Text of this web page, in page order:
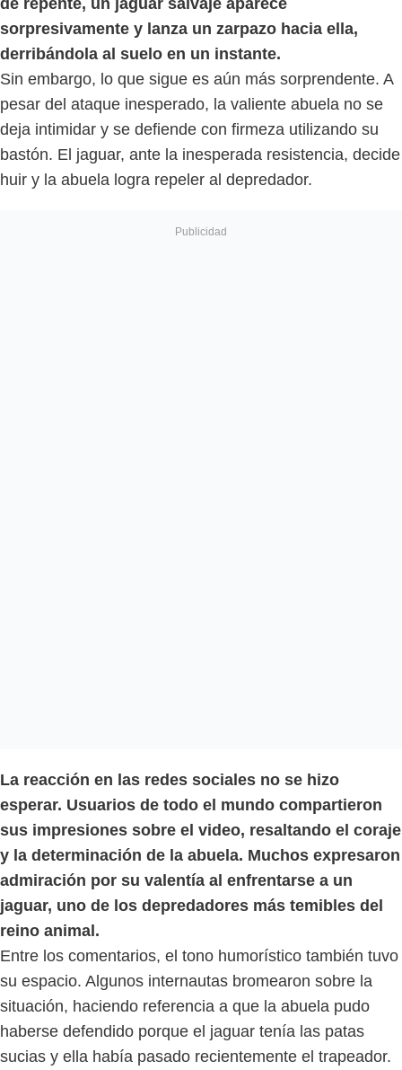
sorpresivamente y lanza un zarpazo hacia ella,
derribándola al suelo en un instante.
Sin embargo, lo que sigue es aún más sorprendente. A
pesar del ataque inesperado, la valiente abuela no se
deja intimidar y se defiende con firmeza utilizando su
bastón. El jaguar, ante la inesperada resistencia, decide
huir y la abuela logra repeler al depredador.
La reacción en las redes sociales no se hizo
esperar. Usuarios de todo el mundo compartieron
sus impresiones sobre el video, resaltando el coraje
y la determinación de la abuela. Muchos expresaron
admiración por su valentía al enfrentarse a un
jaguar, uno de los depredadores más temibles del
reino animal.
Entre los comentarios, el tono humorístico también tuvo
su espacio. Algunos internautas bromearon sobre la
situación, haciendo referencia a que la abuela pudo
haberse defendido porque el jaguar tenía las patas
sucias y ella había pasado recientemente el trapeador.